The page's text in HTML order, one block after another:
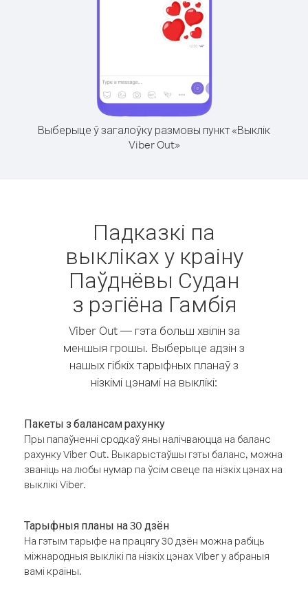
Выберыце ў загалоўку размовы пункт «Выклік
Viber Out»
Падказкі па
выкліках у краіну
Паўднёвы Судан
з рэгіёна Гамбія
Viber Out — гэта больш хвілін за
меншыя грошы. Выберыце адзін з
нашых гібкіх тарыфных планаў з
нізкімі цэнамі на выклікі:
Пакеты з балансам рахунку
Пры папаўненні сродкаў яны налічваюцца на баланс
рахунку Viber Out. Выкарыстаўшы гэты баланс, можна
званіць на любы нумар па ўсім свеце па нізкіх цэнах на
выклікі Viber.
Тарыфныя планы на 30 дзён
На гэтым тарыфе на працягу 30 дзён можна рабіць
міжнародныя выклікі па нізкіх цэнах Viber у абраныя
вамі краіны.